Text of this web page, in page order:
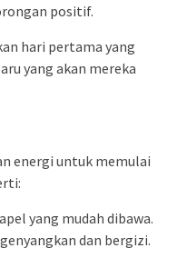
positif.
hari pertama yang
yang akan mereka
energi untuk memulai
yang mudah dibawa.
dan bergizi.